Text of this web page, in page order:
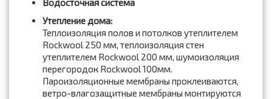
Водосточная система
Утепление дома:
Теплоизоляция полов и потолков утеплителем
Rockwool 250 мм, теплоизоляция стен
утеплителем Rockwool 200 мм, шумоизоляция
перегородок Rockwool 100мм.
Пароизоляционные мембраны проклеиваются,
ветро-влагозащитные мембраны монтируются